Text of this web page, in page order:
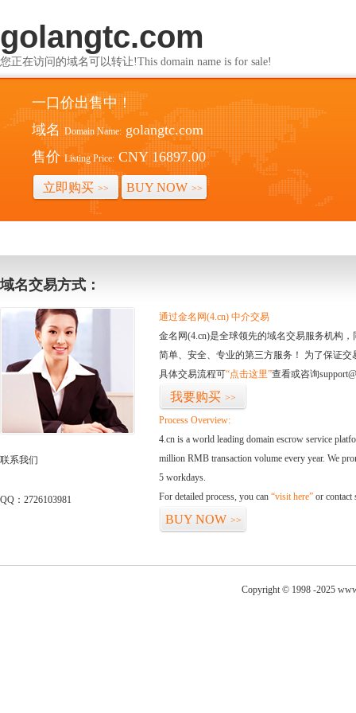
golangtc.com
您正在访问的域名可以转让!This domain name is for sale!
一口价出售中！
域名 Domain Name: golangtc.com
售价 Listing Price: CNY 16897.00
立即购买 >> BUY NOW >>
域名交易方式：
联系我们
QQ：2726103981
通过金名网(4.cn) 中介交易
金名网(4.cn)是全球领先的域名交易服务机构
简单、安全、专业的第三方服务！ 为了保证
具体交易流程可“点击这里”查看或咨询
我要购买 >>
Process Overview:
4.cn is a world leading domain escrow service
million RMB transaction volume every year. We
5 workdays.
For detailed process, you can “visit here” or contact
BUY NOW >>
Copyright © 1998 -2025